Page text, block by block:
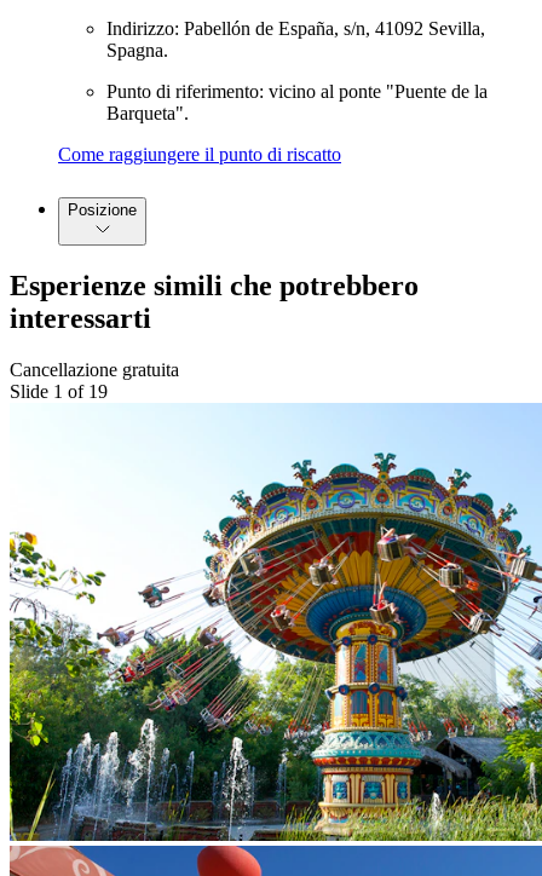
Indirizzo: Pabellón de España, s/n, 41092 Sevilla,
Spagna.
Punto di riferimento: vicino al ponte "Puente de la
Barqueta".
Come raggiungere il punto di riscatto
Posizione
Esperienze simili che potrebbero
interessarti
Cancellazione gratuita
Slide 1 of 19